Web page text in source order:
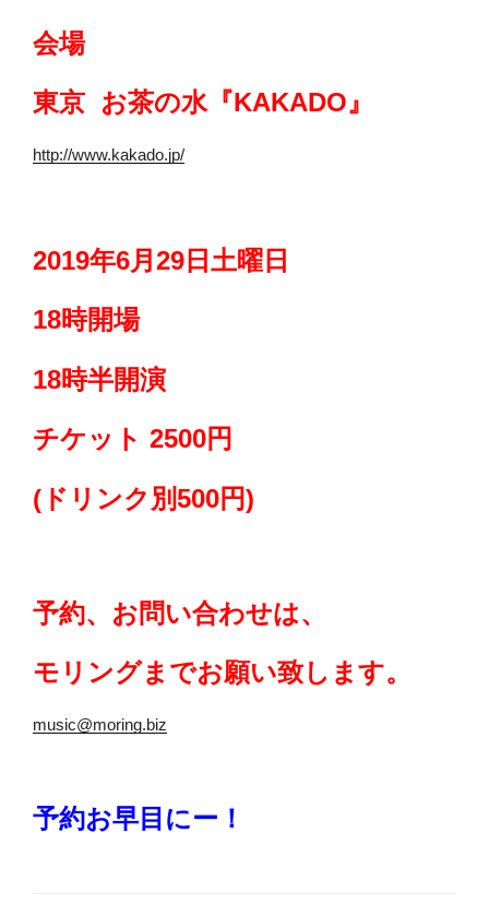
会場
東京 お茶の水『KAKADO』
http://www.kakado.jp/
2019年6月29日土曜日
18時開場
18時半開演
チケット 2500円
(ドリンク別500円)
予約、お問い合わせは、
モリングまでお願い致します。
music@moring.biz
予約お早目にー！